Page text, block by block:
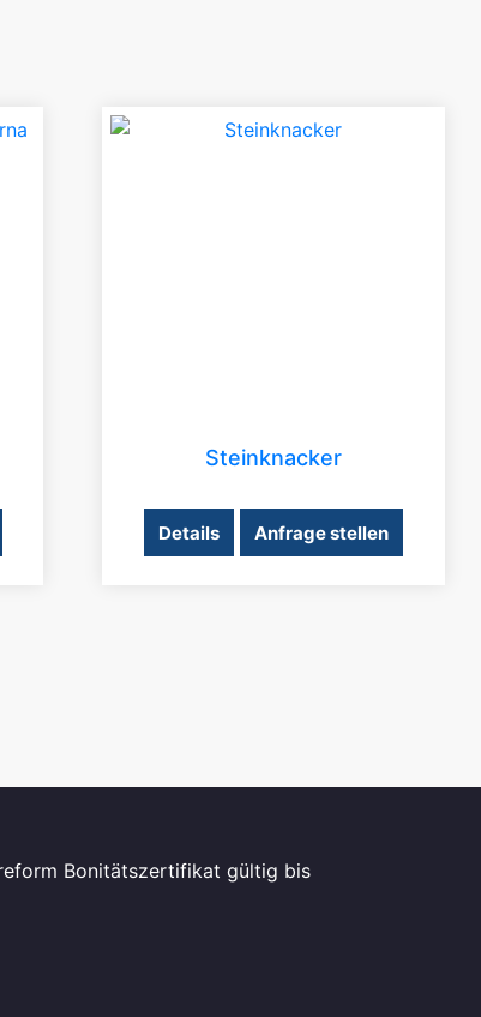
Steinknacker
Details Anfrage stellen